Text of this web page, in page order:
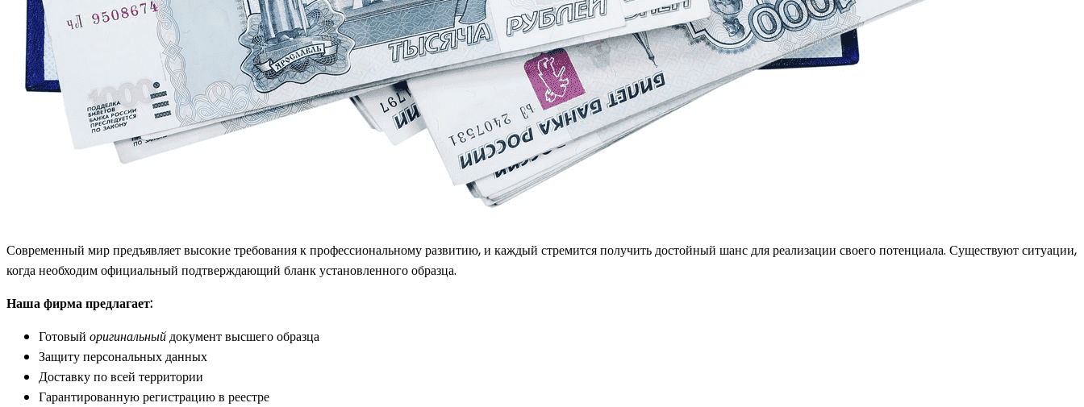
Современный мир предъявляет высокие требования к профессиональному развитию, и каждый стремится получить достойный шанс для реализации своего потенциала. Существуют ситуации,
когда необходим официальный подтверждающий бланк установленного образца.
Наша фирма предлагает:
Готовый оригинальныйдокумент высшего образца
Защиту персональных данных
Доставку по всей территории
Гарантированную регистрацию в реестре